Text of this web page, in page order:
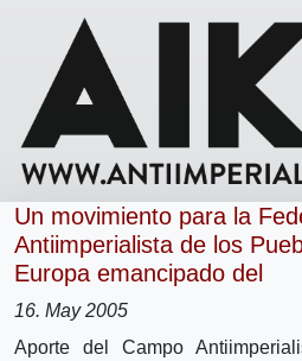
Un movimiento para la
Antiimperialista de los
Europa emancipado del
16. May 2005
Aporte del Campo